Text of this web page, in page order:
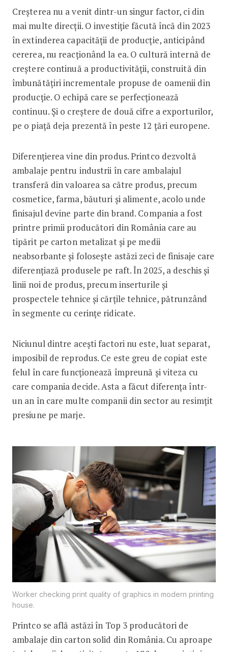
Creșterea nu a venit dintr-un singur factor, ci din
mai multe direcții. O investiție făcută încă din 2023
în extinderea capacității de producție, anticipând
cererea, nu reacționând la ea. O cultură internă de
creștere continuă a productivității, construită din
îmbunătățiri incrementale propuse de oamenii din
producție. O echipă care se perfecționează
continuu. Și o creștere de două cifre a exporturilor,
pe o piață deja prezentă în peste 12 țări europene.
Diferențierea vine din produs. Printco dezvoltă
ambalaje pentru industrii în care ambalajul
transferă din valoarea sa către produs, precum
cosmetice, farma, băuturi și alimente, acolo unde
finisajul devine parte din brand. Compania a fost
printre primii producători din România care au
tipărit pe carton metalizat și pe medii
neabsorbante și folosește astăzi zeci de finisaje care
diferențiază produsele pe raft. În 2025, a deschis și
linii noi de produs, precum inserturile și
prospectele tehnice și cărțile tehnice, pătrunzând
în segmente cu cerințe ridicate.
Niciunul dintre acești factori nu este, luat separat,
imposibil de reprodus. Ce este greu de copiat este
felul în care funcționează împreună și viteza cu
care compania decide. Asta a făcut diferența într-
un an în care multe companii din sector au resimțit
presiune pe marje.
Worker checking print quality of graphics in modern printing
house.
Printco se află astăzi în Top 3 producători de
ambalaje din carton solid din România. Cu aproape